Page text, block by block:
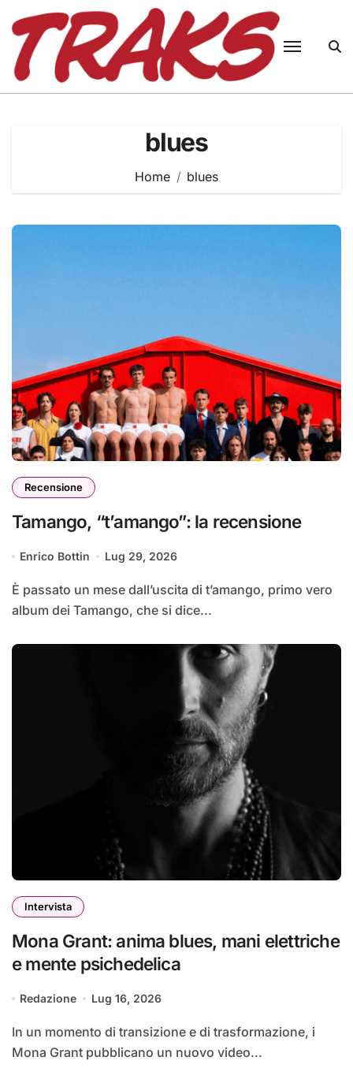
content
blues
Home blues
Recensione
Tamango, “t’amango”: la recensione
Enrico Bottin Lug 29, 2026
È passato un mese dall’uscita di t’amango, primo vero
album dei Tamango, che si dice...
Intervista
Mona Grant: anima blues, mani elettriche
e mente psichedelica
Redazione Lug 16, 2026
In un momento di transizione e di trasformazione, i
Mona Grant pubblicano un nuovo video...